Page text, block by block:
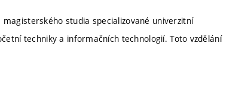
studia specializované univerzitní
techniky a informačních technologií. Toto vzdělání